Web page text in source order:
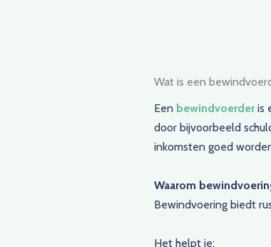
Wat is een
Een bewindvoerderis
door bijvoorbeeld
inkomsten goed
Waarom
Bewindvoering biedt
Het helpt je: